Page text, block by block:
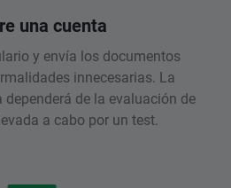
una cuenta
y envía los documentos
innecesarias. La
de la evaluación de
a cabo por un test.